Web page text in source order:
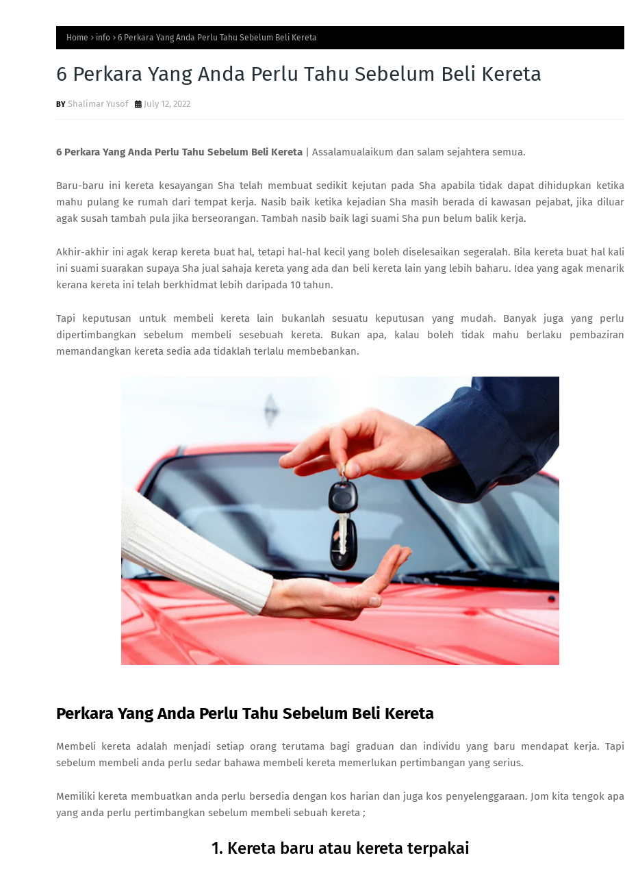
Home info 6 Perkara Yang Anda Perlu Tahu Sebelum Beli Kereta
6 Perkara Yang Anda Perlu Tahu Sebelum Beli Kereta
Shalimar Yusof July 12, 2022
6 Perkara Yang Anda Perlu Tahu Sebelum Beli Kereta | Assalamualaikum dan salam sejahtera semua.
Baru-baru ini kereta kesayangan Sha telah membuat sedikit kejutan pada Sha apabila tidak dapat dihidupkan ketika
mahu pulang ke rumah dari tempat kerja. Nasib baik ketika kejadian Sha masih berada di kawasan pejabat, jika diluar
agak susah tambah pula jika berseorangan. Tambah nasib baik lagi suami Sha pun belum balik kerja.
Akhir-akhir ini agak kerap kereta buat hal, tetapi hal-hal kecil yang boleh diselesaikan segeralah. Bila kereta buat hal kali
ini suami suarakan supaya Sha jual sahaja kereta yang ada dan beli kereta lain yang lebih baharu. Idea yang agak menarik
kerana kereta ini telah berkhidmat lebih daripada 10 tahun.
Tapi keputusan untuk membeli kereta lain bukanlah sesuatu keputusan yang mudah. Banyak juga yang perlu
dipertimbangkan sebelum membeli sesebuah kereta. Bukan apa, kalau boleh tidak mahu berlaku pembaziran
memandangkan kereta sedia ada tidaklah terlalu membebankan.
Perkara Yang Anda Perlu Tahu Sebelum Beli Kereta
Membeli kereta adalah menjadi setiap orang terutama bagi graduan dan individu yang baru mendapat kerja. Tapi
sebelum membeli anda perlu sedar bahawa membeli kereta memerlukan pertimbangan yang serius.
Memiliki kereta membuatkan anda perlu bersedia dengan kos harian dan juga kos penyelenggaraan. Jom kita tengok apa
yang anda perlu pertimbangkan sebelum membeli sebuah kereta ;
1. Kereta baru atau kereta terpakai